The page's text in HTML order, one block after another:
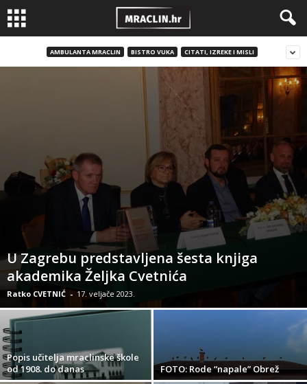
AMBULANTA MRACLIN BISTRO VUKA CITATI, IZREKE I MISLI
U Zagrebu predstavljena šesta knjiga
akademika Željka Cvetnića
Ratko CVETNIĆ - 17. veljače 2023.
Popis učitelja mraclinske škole
od 1908. do danas
FOTO: Rode “napale” Obrež